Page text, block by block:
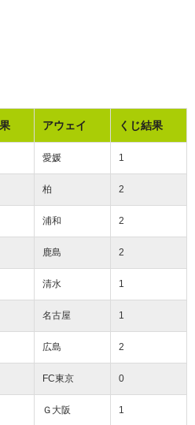
アウェイ くじ結果
愛媛 1
柏 2
浦和 2
鹿島 2
清水 1
名古屋 1
広島 2
FC東京 0
Ｇ大阪 1